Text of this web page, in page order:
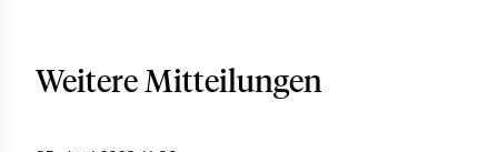
Weitere Mitteilungen